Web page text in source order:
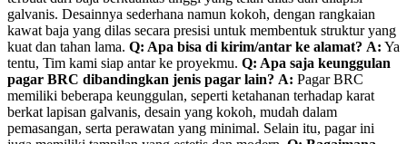
galvanis. Desainnya sederhana namun kokoh, dengan rangkaian
kawat baja yang dilas secara presisi untuk membentuk struktur yang
kuat dan tahan lama. Q: Apa bisa di kirim/antar ke alamat? A: Ya
tentu, Tim kami siap antar ke proyekmu. Q: Apa saja keunggulan
pagar BRC dibandingkan jenis pagar lain? A: Pagar BRC
memiliki beberapa keunggulan, seperti ketahanan terhadap karat
berkat lapisan galvanis, desain yang kokoh, mudah dalam
pemasangan, serta perawatan yang minimal. Selain itu, pagar ini